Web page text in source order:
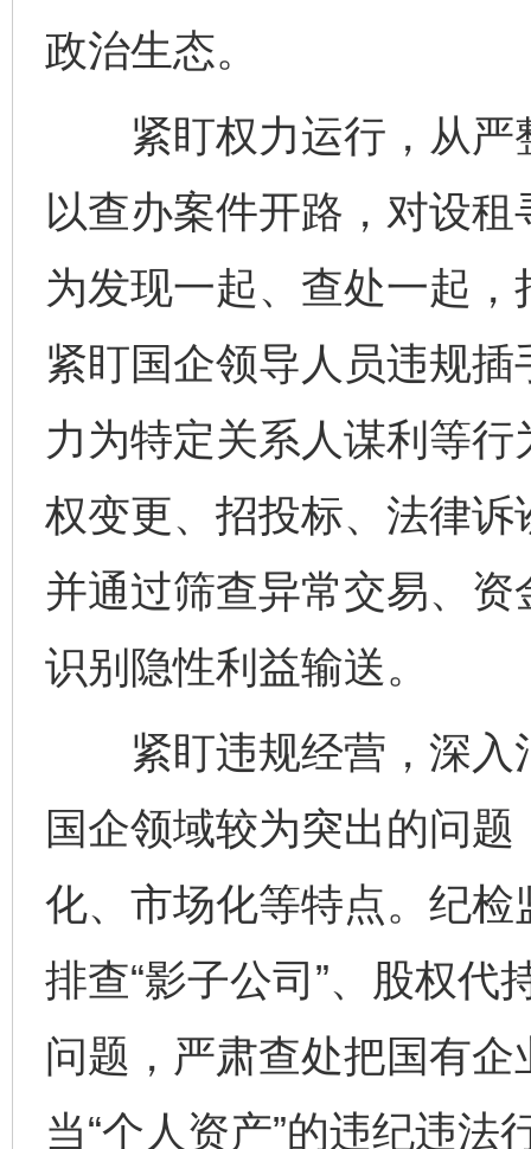
政治生态。
紧盯权力运行，从严
以查办案件开路，对设
为发现一起、查处一起
紧盯国企领导人员违规
力为特定关系人谋利等
权变更、招投标、法律
并通过筛查异常交易、
识别隐性利益输送。
紧盯违规经营，深入
国企领域较为突出的问
化、市场化等特点。纪
排查“影子公司”、股权代
问题，严肃查处把国有企
当“个人资产”的违纪违